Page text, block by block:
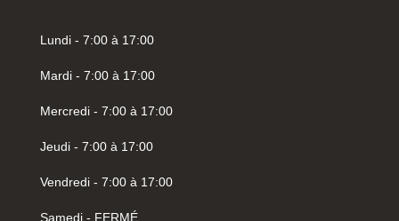
Lundi - 7:00 à 17:00
Mardi - 7:00 à 17:00
Mercredi - 7:00 à 17:00
Jeudi - 7:00 à 17:00
Vendredi - 7:00 à 17:00
Samedi - FERMÉ